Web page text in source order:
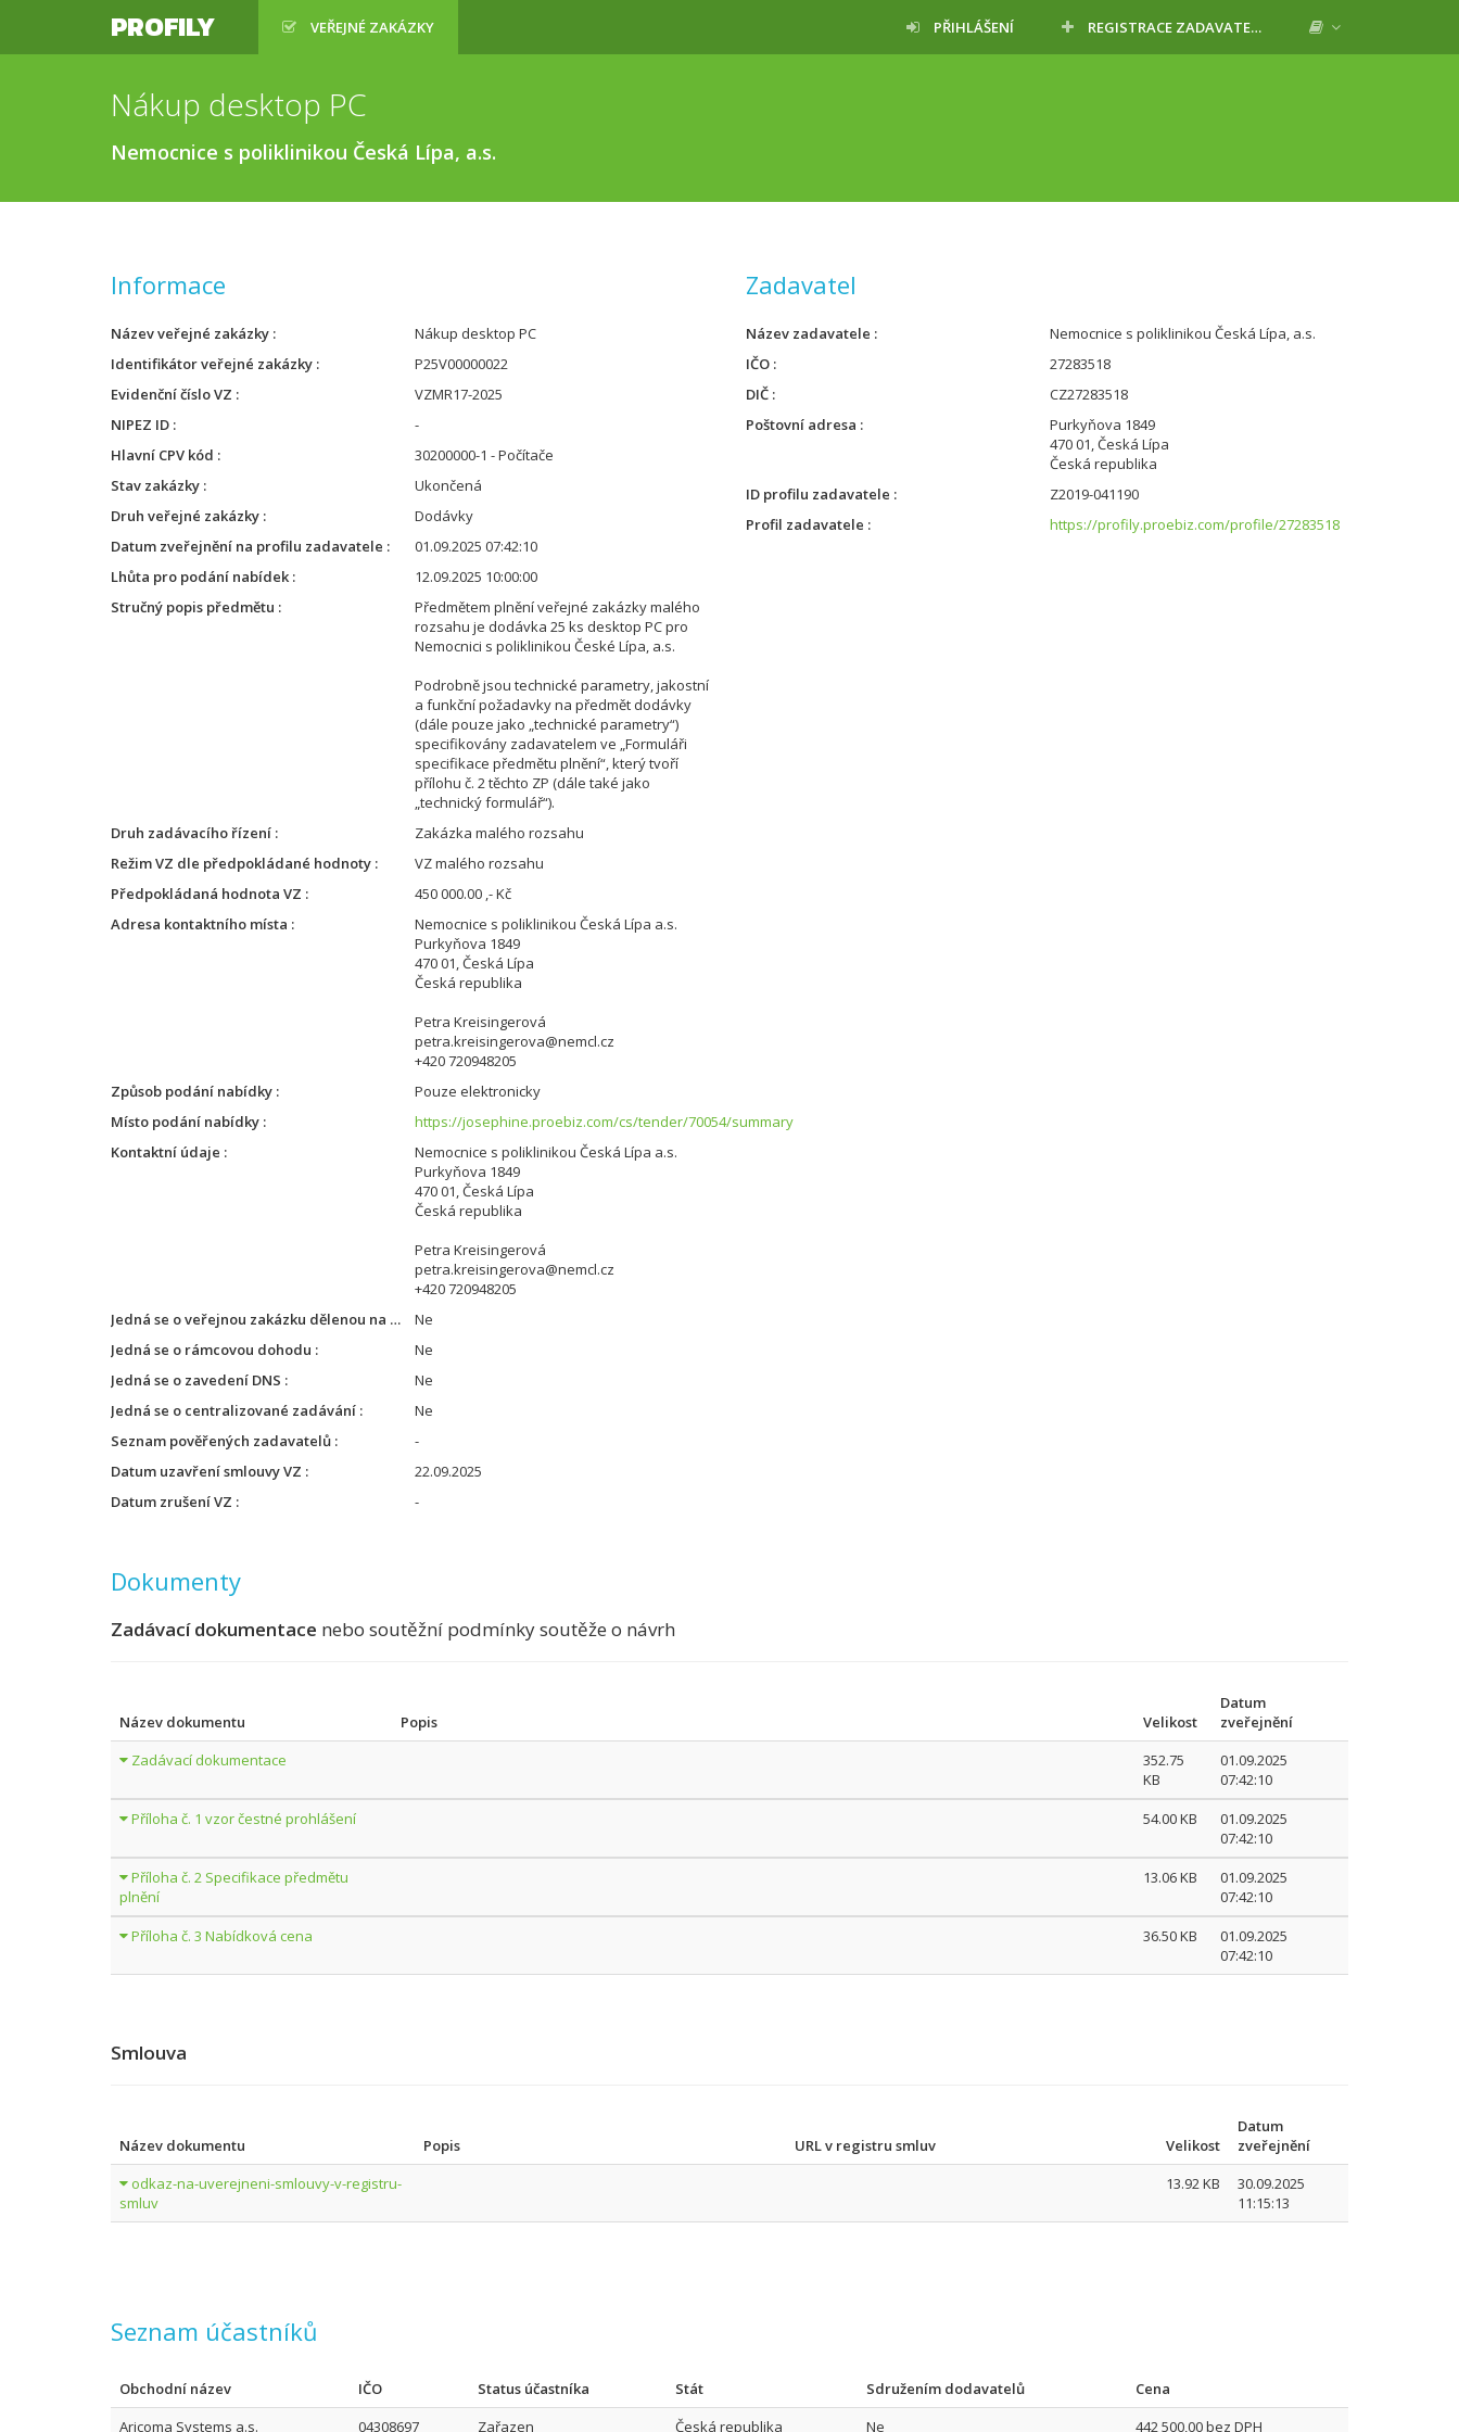
PROFILY VEŘEJNÉ ZAKÁZKY PŘIHLÁŠENÍ REGISTRACE ZADAVATELE
Nákup desktop PC
Nemocnice s poliklinikou Česká Lípa, a.s.
Informace
Název veřejné zakázky
Nákup desktop PC
Identifikátor veřejné zakázky
P25V00000022
Evidenční číslo VZ
VZMR17-2025
NIPEZ ID
-
Hlavní CPV kód
30200000-1 - Počítače
Stav zakázky
Ukončená
Druh veřejné zakázky
Dodávky
Datum zveřejnění na profilu zadavatele
01.09.2025 07:42:10
Lhůta pro podání nabídek
12.09.2025 10:00:00
Stručný popis předmětu
Předmětem plnění veřejné zakázky malého
rozsahu je dodávka 25 ks desktop PC pro
Nemocnici s poliklinikou České Lípa, a.s.
Podrobně jsou technické parametry, jakostní
a funkční požadavky na předmět dodávky
(dále pouze jako „technické parametry“)
specifikovány zadavatelem ve „Formuláři
specifikace předmětu plnění“, který tvoří
přílohu č. 2 těchto ZP (dále také jako
„technický formulář“).
Druh zadávacího řízení
Zakázka malého rozsahu
Režim VZ dle předpokládané hodnoty
VZ malého rozsahu
Předpokládaná hodnota VZ
450 000.00 ,- Kč
Adresa kontaktního místa
Nemocnice s poliklinikou Česká Lípa a.s.
Purkyňova 1849
470 01, Česká Lípa
Česká republika
Petra Kreisingerová
petra.kreisingerova@nemcl.cz
+420 720948205
Způsob podání nabídky
Pouze elektronicky
Místo podání nabídky
https://josephine.proebiz.com/cs/tender/70054/summary
Kontaktní údaje
Nemocnice s poliklinikou Česká Lípa a.s.
Purkyňova 1849
470 01, Česká Lípa
Česká republika
Petra Kreisingerová
petra.kreisingerova@nemcl.cz
+420 720948205
Jedná se o veřejnou zakázku dělenou na části
Ne
Jedná se o rámcovou dohodu
Ne
Jedná se o zavedení DNS
Ne
Jedná se o centralizované zadávání
Ne
Seznam pověřených zadavatelů
-
Datum uzavření smlouvy VZ
22.09.2025
Datum zrušení VZ
-
Zadavatel
Název zadavatele
Nemocnice s poliklinikou Česká Lípa, a.s.
IČO
27283518
DIČ
CZ27283518
Poštovní adresa
Purkyňova 1849
470 01, Česká Lípa
Česká republika
ID profilu zadavatele
Z2019-041190
Profil zadavatele
https://profily.proebiz.com/profile/27283518
Dokumenty
Zadávací dokumentace nebo soutěžní podmínky soutěže o návrh
Název dokumentu Popis Velikost
Datum
zveřejnění
Zadávací dokumentace
352.75
KB
01.09.2025
07:42:10
Příloha č. 1 vzor čestné prohlášení
54.00 KB
01.09.2025
07:42:10
Příloha č. 2 Specifikace předmětu
plnění
13.06 KB
01.09.2025
07:42:10
Příloha č. 3 Nabídková cena
36.50 KB
01.09.2025
07:42:10
Smlouva
Název dokumentu Popis URL v registru smluv Velikost
Datum
zveřejnění
odkaz-na-uverejneni-smlouvy-v-registru-
smluv
13.92 KB
30.09.2025
11:15:13
Seznam účastníků
Obchodní název IČO Status účastníka Stát Sdružením dodavatelů
Cena
Aricoma Systems a.s.
04308697 Zařazen Česká republika Ne 442 500,00 bez DPH